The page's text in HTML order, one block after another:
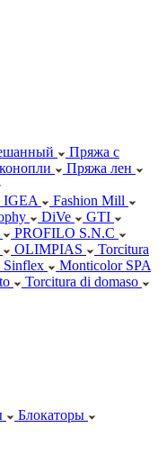
Пряжа с
Пряжа лен
IGEA
Fashion Mill
DiVe
GTI
PROFILO S.N.C
OLIMPIAS
Torcitura
Sinflex
Monticolor SPA
Torcitura di domaso
Блокаторы